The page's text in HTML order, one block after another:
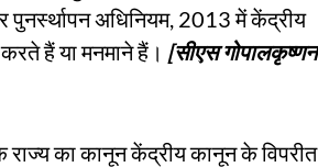
पुनर्स्थापन अधिनियम, 2013 में केंद्रीय
हैं या मनमाने हैं। [सीएस गोपालकृष्णन
का कानून केंद्रीय कानून के विपरीत